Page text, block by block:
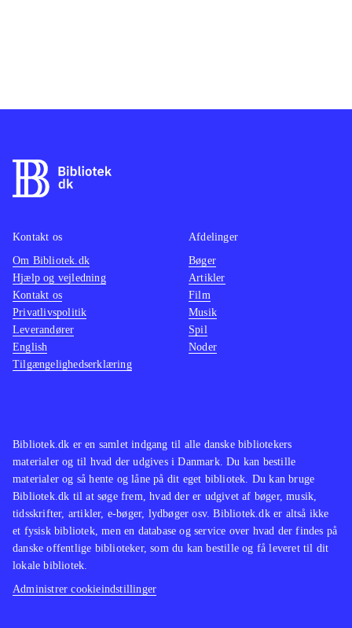
Bibliotek.dk er en samlet indgang til alle danske bibliotekers
materialer og til hvad der udgives i Danmark. Du kan bestille
materialer og så hente og låne på dit eget bibliotek. Du kan bruge
Bibliotek.dk til at søge frem, hvad der er udgivet af bøger, musik,
tidsskrifter, artikler, e-bøger, lydbøger osv. Bibliotek.dk er altså ikke
et fysisk bibliotek, men en database og service over hvad der findes på
danske offentlige biblioteker, som du kan bestille og få leveret til dit
lokale bibliotek.
Administrer cookieindstillinger
Kontakt os
Om Bibliotek.dk
Hjælp og vejledning
Kontakt os
Privatlivspolitik
Leverandører
English
Tilgængelighedserklæring
Afdelinger
Bøger
Artikler
Film
Musik
Spil
Noder